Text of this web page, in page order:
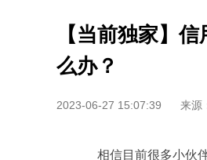
【当前独家】
么办？
2023-06-27 15:07:39 来源
相信目前很多小伙